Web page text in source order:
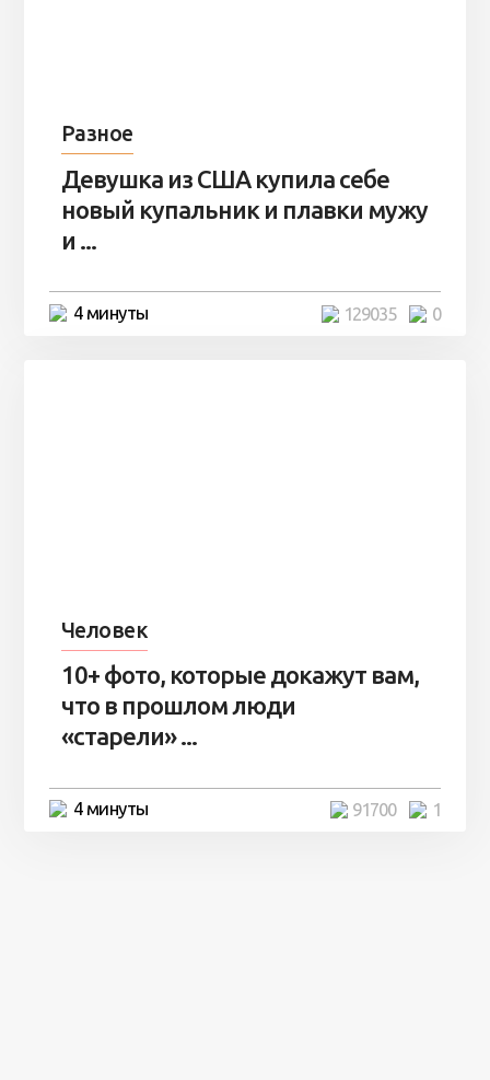
Разное
Девушка из США купила себе
новый купальник и плавки мужу
и ...
4 минуты 0
129035
Человек
10+ фото, которые докажут вам,
что в прошлом люди
«старели» ...
4 минуты 1
91700